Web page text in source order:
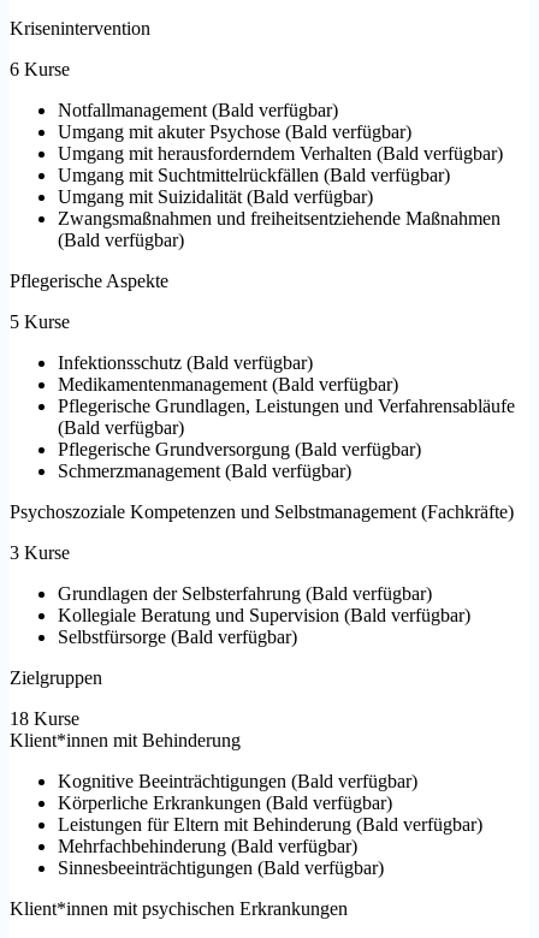
Krisenintervention
6 Kurse
Notfallmanagement (Bald verfügbar)
Umgang mit akuter Psychose (Bald verfügbar)
Umgang mit herausforderndem Verhalten (Bald verfügbar)
Umgang mit Suchtmittelrückfällen (Bald verfügbar)
Umgang mit Suizidalität (Bald verfügbar)
Zwangsmaßnahmen und freiheitsentziehende Maßnahmen
(Bald verfügbar)
Pflegerische Aspekte
5 Kurse
Infektionsschutz (Bald verfügbar)
Medikamentenmanagement (Bald verfügbar)
Pflegerische Grundlagen, Leistungen und Verfahrensabläufe
(Bald verfügbar)
Pflegerische Grundversorgung (Bald verfügbar)
Schmerzmanagement (Bald verfügbar)
Psychoszoziale Kompetenzen und Selbstmanagement (Fachkräfte)
3 Kurse
Grundlagen der Selbsterfahrung (Bald verfügbar)
Kollegiale Beratung und Supervision (Bald verfügbar)
Selbstfürsorge (Bald verfügbar)
Zielgruppen
18 Kurse
Klient*innen mit Behinderung
Kognitive Beeinträchtigungen (Bald verfügbar)
Körperliche Erkrankungen (Bald verfügbar)
Leistungen für Eltern mit Behinderung (Bald verfügbar)
Mehrfachbehinderung (Bald verfügbar)
Sinnesbeeinträchtigungen (Bald verfügbar)
Klient*innen mit psychischen Erkrankungen